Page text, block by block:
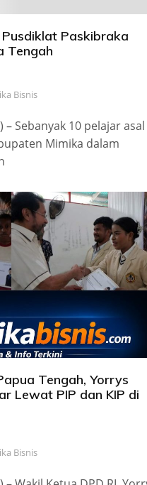
Paskibraka
Tengah
Bisnis
Sebanyak 10 pelajar asal
Mimika dalam
Tengah, Yorrys
Lewat PIP dan KIP di
Bisnis